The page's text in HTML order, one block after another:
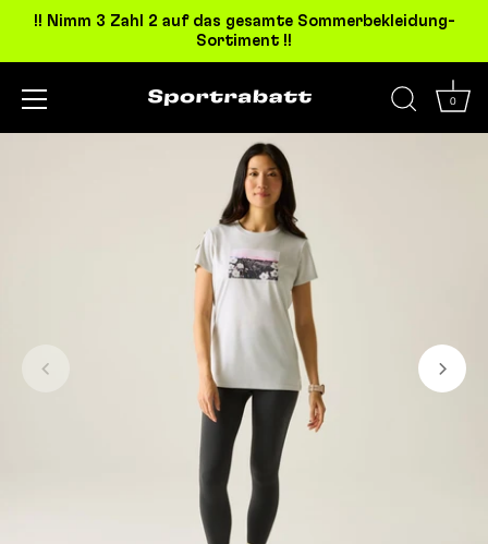
!! Nimm 3 Zahl 2 auf das gesamte Sommerbekleidung-
Sortiment !!
0